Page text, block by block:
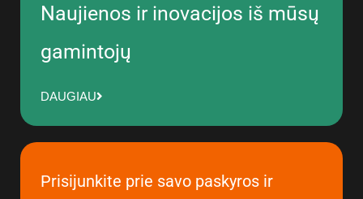
Naujienos ir inovacijos iš mūsų
gamintojų
DAUGIAU
Prisijunkite prie savo paskyros ir